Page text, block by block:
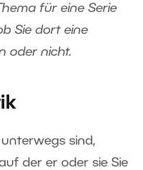
für eine Serie
Sie dort eine
oder nicht.
sind,
der er oder sie Sie